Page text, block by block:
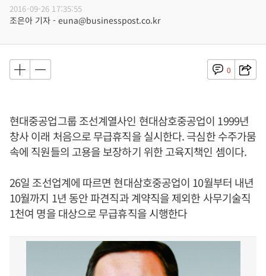
2016-09-26 17:35:55
조은아 기자 - euna@businesspost.co.kr
0
현대중공업그룹 조선계열사인 현대삼호중공업이 1999년
창사 이래 처음으로 무급휴직을 실시한다. 극심한 수주가뭄
속에 직원들의 고용을 보장하기 위한 고육지책인 셈이다.
26일 조선업계에 따르면 현대삼호중공업이 10월부터 내년
10월까지 1년 동안 파견직과 계약직을 제외한 사무기술직
1천여 명을 대상으로 무급휴직을 시행한다